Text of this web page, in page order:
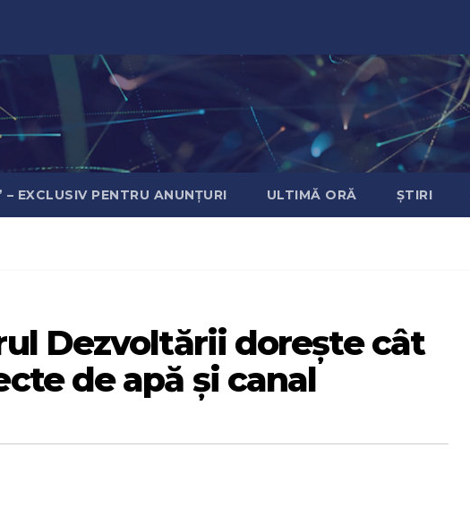
EXCLUSIV PENTRU ANUNȚURI ULTIMĂ ORĂ ȘTIRI
Dezvoltării dorește cât
de apă și canal